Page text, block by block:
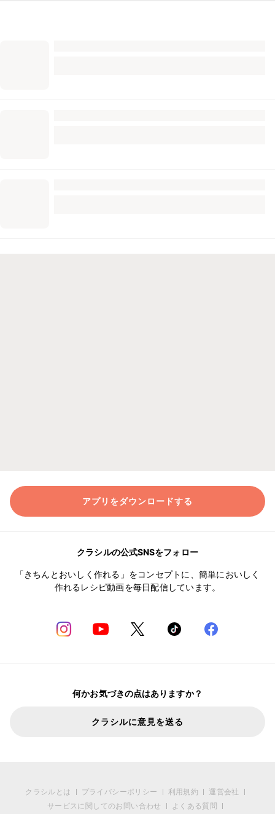
アプリをダウンロードする
クラシルの公式SNSをフォロー
「きちんとおいしく作れる」をコンセプトに、簡単においしく
作れるレシピ動画を毎日配信しています。
何かお気づきの点はありますか？
クラシルに意見を送る
クラシルとは プライバシーポリシー 利用規約
運営会社
サービスに関してのお問い合わせ
よくある質問